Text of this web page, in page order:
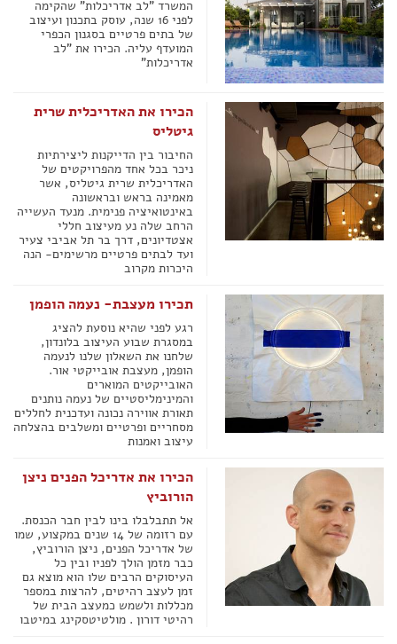
המשרד "לב אדריכלות" שהקימה
לפני 16 שנה, עוסק בתכנון ועיצוב
של בתים פרטיים בסגנון הכפרי
המועדף עליה. הכירו את "לב
אדריכלות"
הכירו את האדריכלית שרית
גיטליס
החיבור בין הדייקנות ליצירתיות
ניכר בכל אחד מהפרויקטים של
האדריכלית שרית גיטליס, אשר
מאמינה בראש ובראשונה
באינטואיציה פנימית. מנעד העשייה
הרחב שלה נע מעיצוב חללי
אצטדיונים, דרך בר תל אביבי צעיר
ועד לבתים פרטיים מרשימים- הנה
היכרות מקרוב
תכירו מעצבת- נעמה הופמן
רגע לפני שהיא נוסעת להציג
במסגרת שבוע העיצוב בלונדון,
שלחנו את השאלון שלנו לנעמה
הופמן, מעצבת אובייקטי אור.
האובייקטים המוארים
והמינימליסטיים של נעמה נותנים
תאורת אווירה נכונה ועדכנית לחללים
מסחריים ופרטיים ומשלבים בהצלחה
עיצוב ואמנות
הכירו את אדריכל הפנים ניצן
הורוביץ
אל תתבלבלו בינו לבין חבר הכנסת.
עם רזומה של 14 שנים במקצוע, שמו
של אדריכל הפנים, ניצן הורוביץ,
כבר מזמן הולך לפניו ובין כל
העיסוקים הרבים שלו הוא מוצא גם
זמן לעצב רהיטים, להרצות במספר
מכללות ולשמש כמעצב הבית של
רהיטי דורון . מולטיטסקינג במיטבו